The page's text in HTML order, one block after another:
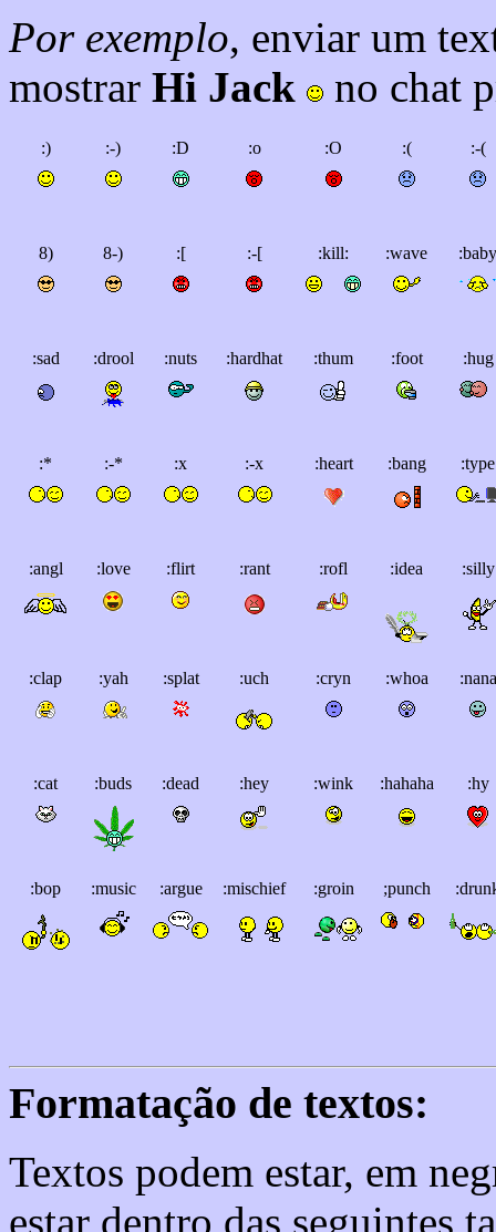
Por exemplo, enviar um
mostrar Hi Jack no chat
:) :-) :D :o :O :( :-(
8) 8-) :[ :-[ :kill: :wave :baby
:sad :drool :nuts :hardhat :thum :foot :hug
:* :-* :x :-x :heart :bang :type
:angl :love :flirt :rant :rofl :idea :silly
:clap :yah :splat :uch :cryn :whoa :nana
:cat :buds :dead :hey :wink :hahaha :hy
:bop :music :argue :mischief :groin ;punch
Formatação de textos:
Textos podem estar, em
estar dentro das